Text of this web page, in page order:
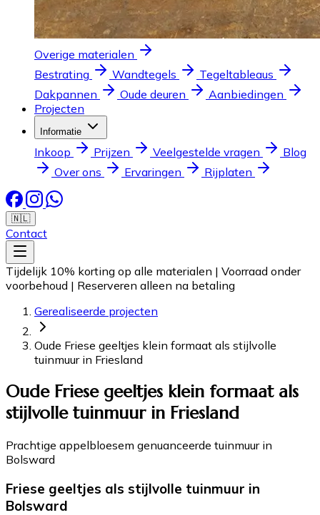
Overige materialen
Bestrating
Wandtegels
Tegeltableaus
Dakpannen
Oude deuren
Aanbiedingen
Projecten
Informatie
Inkoop Prijzen Veelgestelde vragen
Blog
Over ons
Ervaringen Rijplaten
🇳🇱
Contact
Tijdelijk 10% korting op alle materialen | Voorraad onder
voorbehoud | Reserveren alleen na betaling
Gerealiseerde projecten
Oude Friese geeltjes klein formaat als stijlvolle
tuinmuur in Friesland
Oude Friese geeltjes klein formaat als
stijlvolle tuinmuur in Friesland
Prachtige appelbloesem genuanceerde tuinmuur in
Bolsward
Friese geeltjes als stijlvolle tuinmuur in
Bolsward